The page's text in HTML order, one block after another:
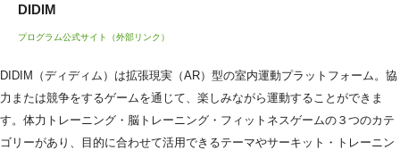
DIDIM
プログラム公式サイト（外部リンク）
DIDIM（ディディム）は拡張現実（AR）型の室内運動プラットフォーム。協
力または競争をするゲームを通じて、楽しみながら運動することができま
す。体力トレーニング・脳トレーニング・フィットネスゲームの３つのカテ
ゴリーがあり、目的に合わせて活用できるテーマやサーキット・トレーニン